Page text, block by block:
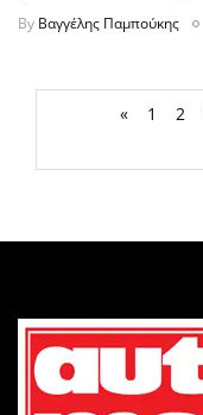
By Βαγγέλης Παμπούκης
« 1 2